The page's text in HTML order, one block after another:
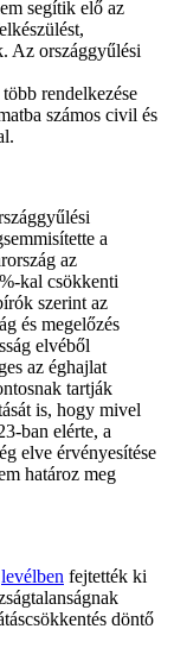
segítik elő az
Az országgyűlési
rendelkezése
számos civil és
a
az
kal csökkenti
szerint az
és megelőzés
elvéből
az éghajlat
tartják
is, hogy mivel
ban elérte, a
elve érvényesítése
határoz meg
levélben fejtették ki
döntő